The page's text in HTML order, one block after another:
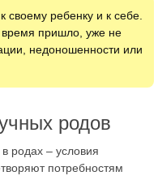
своему ребенку и к себе.
время пришло, уже не
недоношенности или
родов
родах – условия
потребностям